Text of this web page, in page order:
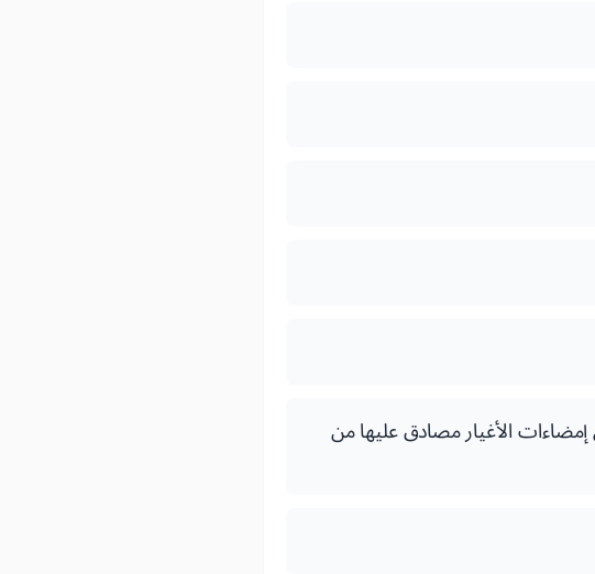
الأغيار مصادق عليها من